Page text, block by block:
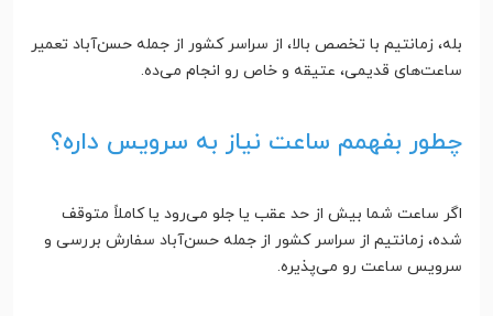
بله، زمانتیم با تخصص بالا، از سراسر کشور از جمله حسن‌آباد تعمیر
ساعت‌های قدیمی، عتیقه و خاص رو انجام می‌ده.
چطور بفهمم ساعت نیاز به سرویس داره؟
اگر ساعت شما بیش از حد عقب یا جلو می‌رود یا کاملاً متوقف
شده، زمانتیم از سراسر کشور از جمله حسن‌آباد سفارش بررسی و
سرویس ساعت رو می‌پذیره.